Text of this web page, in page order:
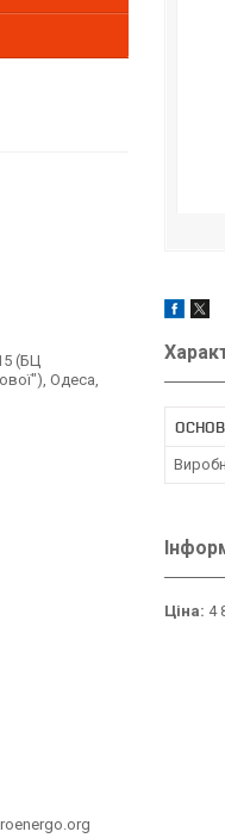
Ціна: 4
(БЦ
Одеса,